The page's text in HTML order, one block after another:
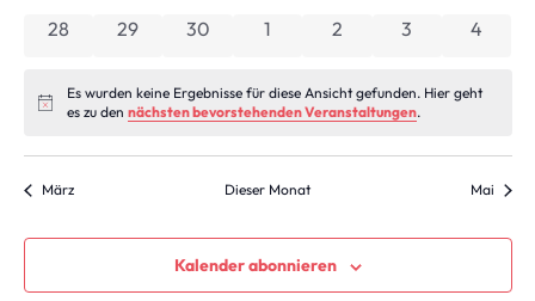
0 Veranstaltungen
28 0 Veranstaltungen
29 0 Veranstaltungen
30 0 Veranstaltungen
1 0 Veranstaltungen
2 0
3 0
4
Hinweis
Es wurden keine Ergebnisse für diese Ansicht gefunden. Hier geht
es zu den nächsten bevorstehenden Veranstaltungen.
März Dieser Monat Mai
Kalender abonnieren